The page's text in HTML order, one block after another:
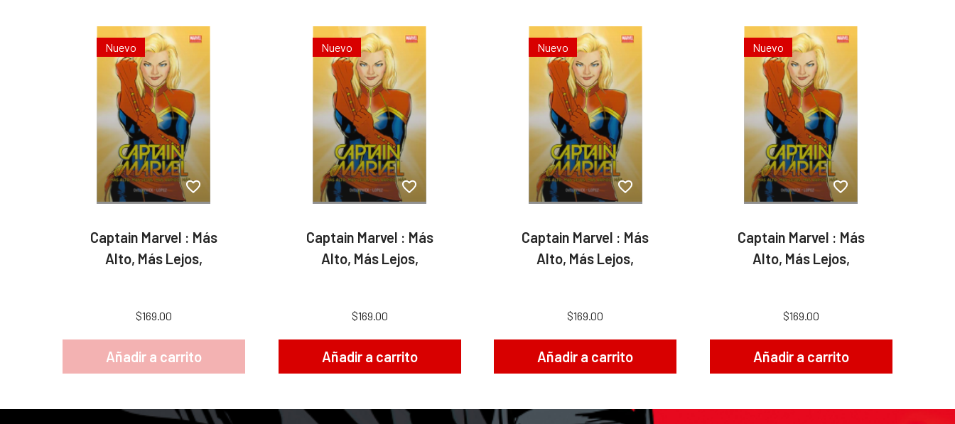
Nuevo
Captain Marvel : Más
Alto, Más Lejos,
$169.00
Añadir a carrito
Nuevo
Captain Marvel : Más
Alto, Más Lejos,
$169.00
Añadir a carrito
Nuevo
Captain Marvel : Más
Alto, Más Lejos,
$169.00
Añadir a carrito
Nuevo
Captain Marvel : Más
Alto, Más Lejos,
$169.00
Añadir a carrito